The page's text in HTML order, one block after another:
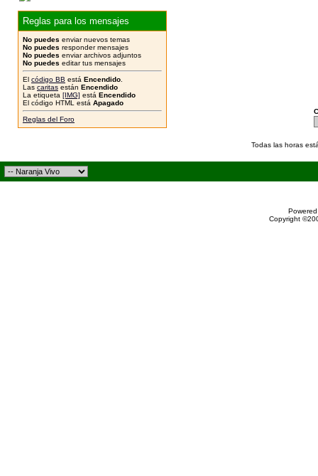
Reglas para los mensajes
No puedes enviar nuevos temas
No puedes responder mensajes
No puedes enviar archivos adjuntos
No puedes editar tus mensajes
El código BB está Encendido
Las caritas están Encendido
La etiqueta [IMG] está Encendido
El código HTML está Apagado
Reglas del Foro
Todas las horas
Copyright